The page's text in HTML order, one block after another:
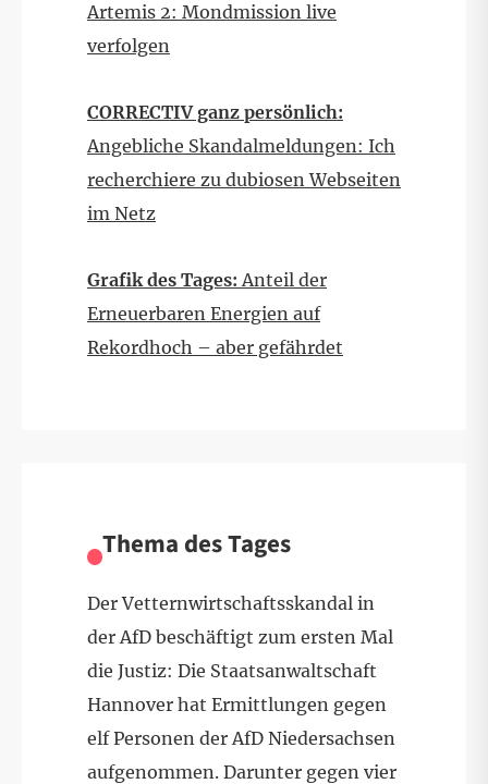
Artemis 2: Mondmission live
verfolgen
CORRECTIV ganz persönlich:
Angebliche Skandalmeldungen: Ich
recherchiere zu dubiosen Webseiten
im Netz
Grafik des Tages: Anteil der
Erneuerbaren Energien auf
Rekordhoch – aber gefährdet
Thema des Tages
Der Vetternwirtschaftsskandal in
der AfD beschäftigt zum ersten Mal
die Justiz: Die Staatsanwaltschaft
Hannover hat Ermittlungen gegen
elf Personen der AfD Niedersachsen
aufgenommen. Darunter gegen vier